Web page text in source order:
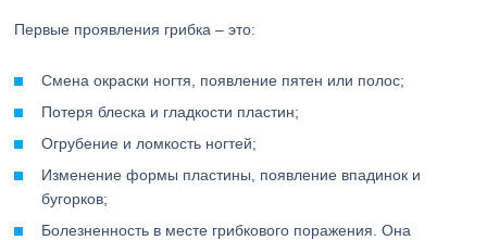
Первые проявления грибка – это:
Смена окраски ногтя, появление пятен или полос;
Потеря блеска и гладкости пластин;
Огрубение и ломкость ногтей;
Изменение формы пластины, появление впадинок и
бугорков;
Болезненность в месте грибкового поражения. Она